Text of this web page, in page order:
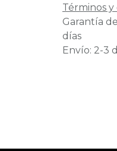
Términos
Garantía
días
Envío: 2-3